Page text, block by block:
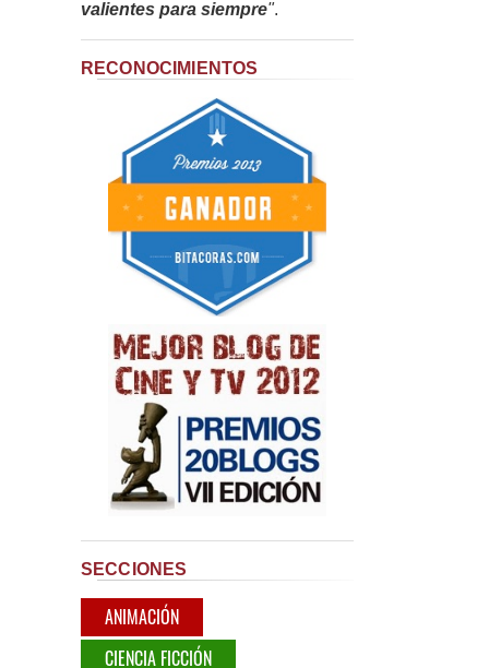
valientes para siempre".
RECONOCIMIENTOS
SECCIONES
ANIMACIÓN
CIENCIA FICCIÓN